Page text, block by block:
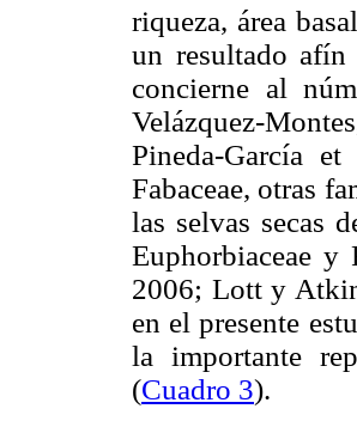
riqueza, área
un resultado
concierne al
Velázquez-
Pineda-García
Fabaceae, otras
las selvas secas
Euphorbiaceae y
2006; Lott y
en el presente
la importante
(Cuadro 3).